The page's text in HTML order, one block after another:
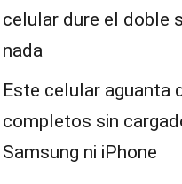
celular dure el doble
nada
Este celular aguanta
completos sin
Samsung ni iPhone